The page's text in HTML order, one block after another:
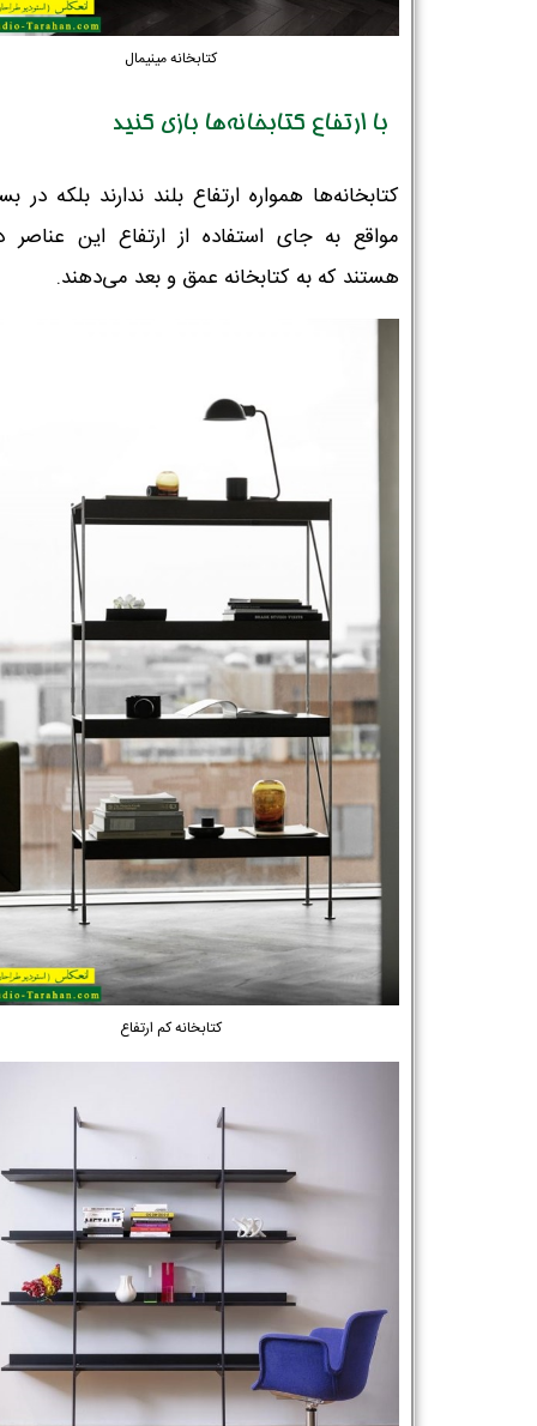
کتابخانه مینیمال
با ارتفاع کتابخانه‌ها بازی کنید
کتابخانه‌ها همواره ارتفاع بلند ندارند بلکه در
مواقع به جای استفاده از ارتفاع این عناصر
هستند که به کتابخانه عمق و بعد می‌دهند.
کتابخانه کم ارتفاع